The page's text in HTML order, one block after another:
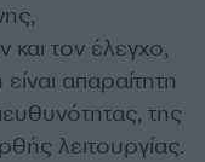
τον έλεγχο,
απαραίτητη
της
λειτουργίας.